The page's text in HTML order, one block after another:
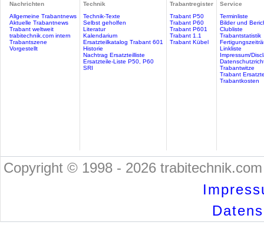
Nachrichten
Allgemeine Trabantnews
Aktuelle Trabantnews
Trabant weltweit
trabitechnik.com intern
Trabantszene
Vorgestellt
Technik
Technik-Texte
Selbst geholfen
Literatur
Kalendarium
Ersatzteilkatalog Trabant 601
Historie
Nachtrag Ersatzteilliste
Ersatzteile-Liste P50, P60
SRI
Trabantregister
Trabant P50
Trabant P60
Trabant P601
Trabant 1.1
Trabant Kübel
Service
Terminliste
Bilder und
Clubliste
Trabantstatistik
Linkliste
Impressum/
Trabantwitze
Trabant
Trabantkosten
Copyright © 1998 - 2026